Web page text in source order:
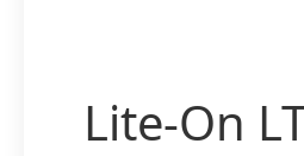
Lite-On